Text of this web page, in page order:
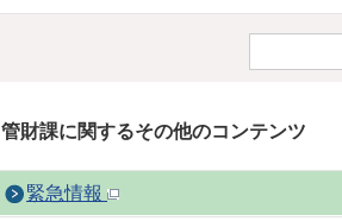
管財課に関するその他のコンテンツ
緊急情報